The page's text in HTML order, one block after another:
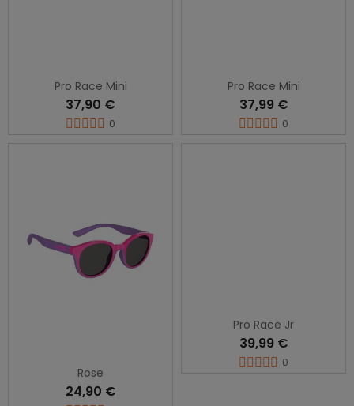
Pro Race Mini
37,90 €
0
Pro Race Mini
37,99 €
0
Rose
24,90 €
Pro Race Jr
39,99 €
0